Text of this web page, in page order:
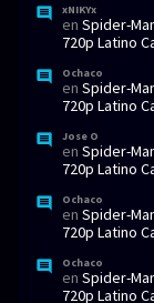
xNIKYx
en Spider-
720p Latino
Ochaco
en Spider-
720p Latino
Jose O
en Spider-
720p Latino
Ochaco
en Spider-
720p Latino
Ochaco
en Spider-
720p Latino